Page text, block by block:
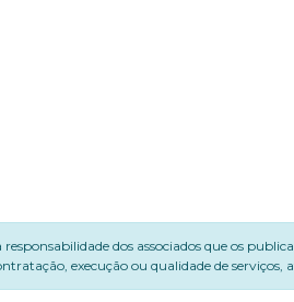
dos associados que os
execução ou qualidade de serviços,